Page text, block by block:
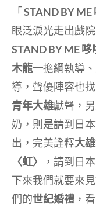
「STAND BY
眼泛淚光走出戲
STAND BY ME
木龍一擔綱執導
導，聲優陣容也
青年大雄獻聲，
奶，則是請到日
出，完美詮釋大
〈虹〉
，請到日
下來我們就要來
們的世紀婚禮 ，